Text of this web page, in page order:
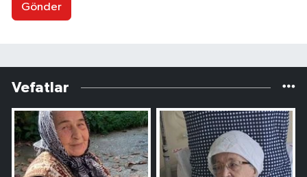
Gönder
Vefatlar